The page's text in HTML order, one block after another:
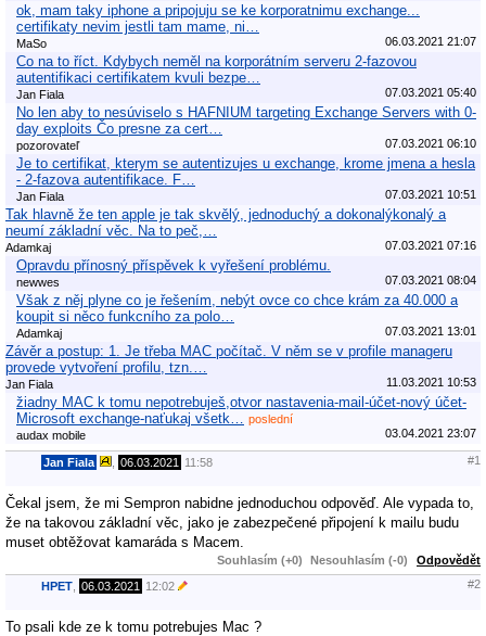
ok, mam taky iphone a pripojuju se ke korporatnimu exchange...
certifikaty nevim jestli tam mame, ni…
MaSo 06.03.2021 21:07
Co na to říct. Kdybych neměl na korporátním serveru 2-fazovou
autentifikaci certifikatem kvuli bezpe…
Jan Fiala 07.03.2021 05:40
No len aby to nesúviselo s HAFNIUM targeting Exchange Servers with 0-
day exploits Čo presne za cert…
pozorovateľ 07.03.2021 06:10
Je to certifikat, kterym se autentizujes u exchange, krome jmena a hesla
- 2-fazova autentifikace. F…
Jan Fiala 07.03.2021 10:51
Tak hlavně že ten apple je tak skvělý, jednoduchý a dokonalýkonalý a
neumí základní věc. Na to peč,…
Adamkaj 07.03.2021 07:16
Opravdu přínosný příspěvek k vyřešení problému.
newwes 07.03.2021 08:04
Však z něj plyne co je řešením, nebýt ovce co chce krám za 40.000 a
koupit si něco funkcního za polo…
Adamkaj 07.03.2021 13:01
Závěr a postup: 1. Je třeba MAC počítač. V něm se v profile manageru
provede vytvoření profilu, tzn.…
Jan Fiala 11.03.2021 10:53
žiadny MAC k tomu nepotrebuješ,otvor nastavenia-mail-účet-nový účet-
Microsoft exchange-naťukaj všetk…
poslední
audax mobile
03.04.2021 23:07
Jan Fiala 06.03.2021 11:58 #1
Čekal jsem, že mi Sempron nabidne jednoduchou odpověď. Ale vypada to,
že na takovou základní věc, jako je zabezpečené připojení k mailu budu
muset obtěžovat kamaráda s Macem.
Souhlasím (+0) Nesouhlasím (-0) Odpovědět
HPET 06.03.2021 12:02 #2
To psali kde ze k tomu potrebujes Mac ?